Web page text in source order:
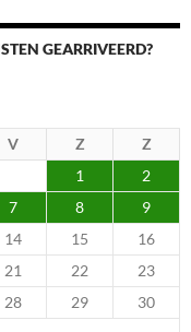
GEARRIVEERD?
V Z
Z
1
2
7 8
9
14 15
16
21 22
23
28 29
30